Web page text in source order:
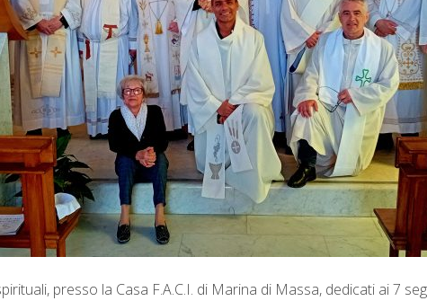
presso la Casa F.A.C.I. di Marina di Massa, dedicati ai 7